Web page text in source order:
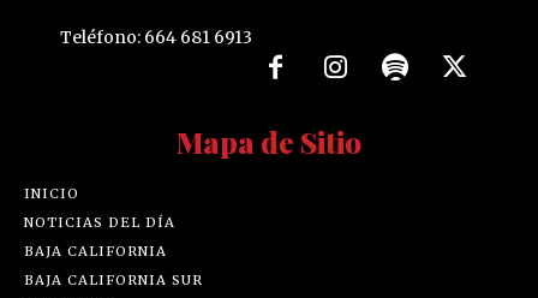
Teléfono: 664 681 6913
Mapa de Sitio
INICIO
NOTICIAS DEL DÍA
BAJA CALIFORNIA
BAJA CALIFORNIA SUR